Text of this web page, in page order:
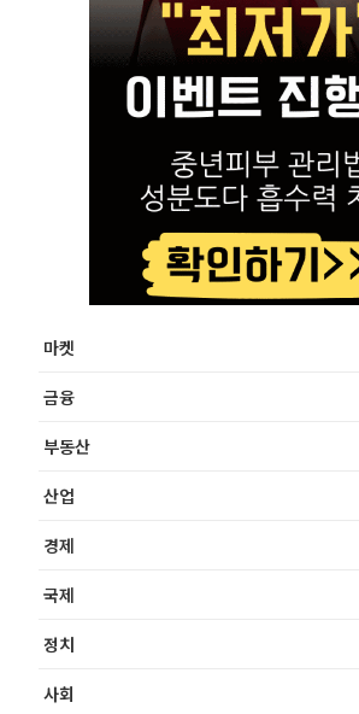
마켓
금융
부동산
산업
경제
국제
정치
사회